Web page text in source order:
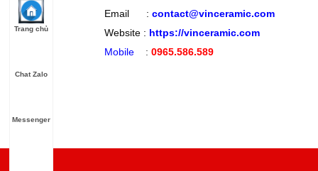
Email : contact@vinceramic.com
Website : https://vinceramic.com
Mobile : 0965.586.589
Trang chủ
Chat Zalo
Messenger